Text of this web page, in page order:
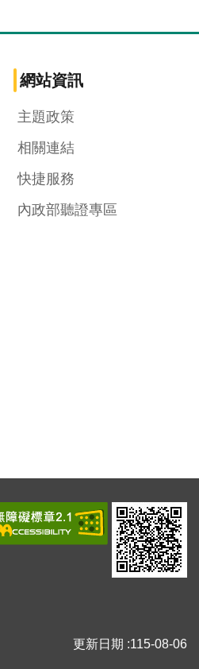
網站資訊
主題政策
相關連結
快捷服務
內政部聽證專區
更新日期 115-08-06